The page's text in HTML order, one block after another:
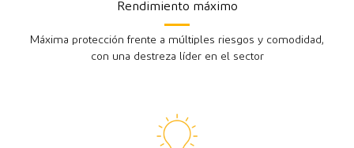
Rendimiento máximo
Máxima protección frente a múltiples riesgos y comodidad,
con una destreza líder en el sector